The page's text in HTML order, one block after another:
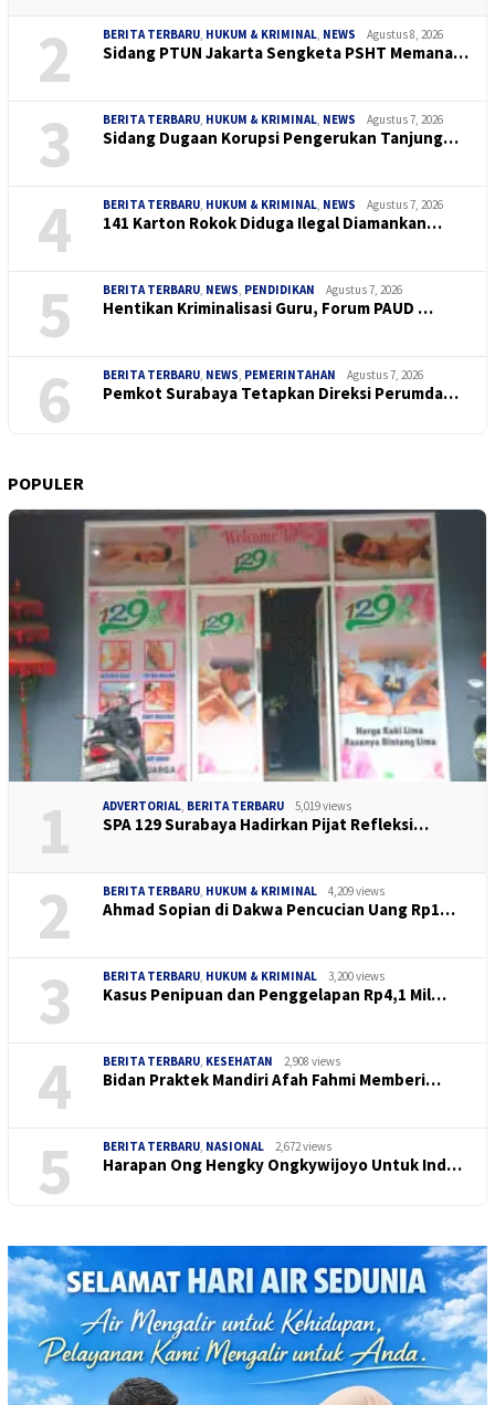
2 BERITA TERBARU, HUKUM & KRIMINAL, NEWS Agustus 8, 2026
Sidang PTUN Jakarta Sengketa PSHT Memana…
3 BERITA TERBARU, HUKUM & KRIMINAL, NEWS Agustus 7, 2026
Sidang Dugaan Korupsi Pengerukan Tanjung…
4 BERITA TERBARU, HUKUM & KRIMINAL, NEWS Agustus 7, 2026
141 Karton Rokok Diduga Ilegal Diamankan…
5 BERITA TERBARU, NEWS, PENDIDIKAN Agustus 7, 2026
Hentikan Kriminalisasi Guru, Forum PAUD …
6 BERITA TERBARU, NEWS, PEMERINTAHAN Agustus 7, 2026
Pemkot Surabaya Tetapkan Direksi Perumda…
POPULER
1 ADVERTORIAL, BERITA TERBARU 5,019 views
SPA 129 Surabaya Hadirkan Pijat Refleksi…
2 BERITA TERBARU, HUKUM & KRIMINAL 4,209 views
Ahmad Sopian di Dakwa Pencucian Uang Rp1…
3 BERITA TERBARU, HUKUM & KRIMINAL 3,200 views
Kasus Penipuan dan Penggelapan Rp4,1 Mil…
4 BERITA TERBARU, KESEHATAN 2,908 views
Bidan Praktek Mandiri Afah Fahmi Memberi…
5 BERITA TERBARU, NASIONAL 2,672 views
Harapan Ong Hengky Ongkywijoyo Untuk Ind…